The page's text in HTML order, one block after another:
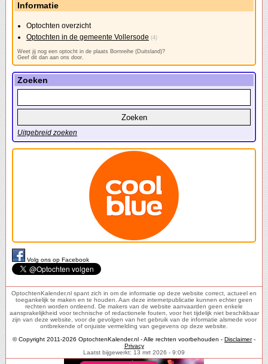
Informatie
Optochten overzicht
Optochten in de gemeente Vollersode (4)
Weet jij nog een optocht in de plaats Bornreihe (Duitsland)?
Geef dit dan aan ons door.
Zoeken
Uitgebreid zoeken
Volg ons op Facebook
OptochtenKalender.nl spant zich in om de informatie op deze website correct, actueel en
toegankelijk te maken en te houden. Aan deze internetpublicatie kunnen echter geen
rechten worden ontleend. De makers van de website aanvaarden geen enkele
aansprakelijkheid voor technische of redactionele fouten, voor het tijdelijk niet beschikbaar
zijn van deze website, voor de gevolgen van het gebruik van de informatie alsmede voor
ontbrekende of onjuiste vermelding van gegevens op deze website.
© Copyright 2011-2026 OptochtenKalender.nl - Alle rechten voorbehouden - Disclaimer-
Privacy
Laatst bijgewerkt: 13 mrt 2026 - 9:09